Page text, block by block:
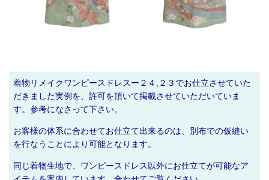
着物リメイクワンピースドレスー２４,２３でお仕立させていた
だきました実例を、許可を頂いて掲載させていただいていま
す。参考になさって下さい。
お客様の体系に合わせてお仕立て出来るのは、 別布での仮縫い
を行なうことにより可能となります。
同じ着物生地で、ワンピースドレス以外にお仕立てが可能なア